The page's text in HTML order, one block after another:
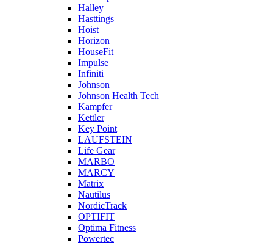
Halley
Hasttings
Hoist
Horizon
HouseFit
Impulse
Infiniti
Johnson
Johnson Health Tech
Kampfer
Kettler
Key Point
LAUFSTEIN
Life Gear
MARBO
MARCY
Matrix
Nautilus
NordicTrack
OPTIFIT
Optima Fitness
Powertec